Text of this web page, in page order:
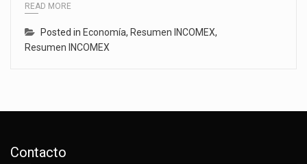
READ MORE
Posted in Economía, Resumen INCOMEX,
Resumen INCOMEX
Contacto